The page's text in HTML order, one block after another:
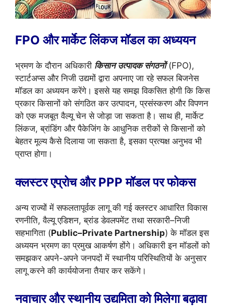
FPO और मार्केट लिंकज मॉडल का अध्ययन
भ्रमण के दौरान अधिकारी किसान उत्पादक संगठनों(FPO),
स्टार्टअप्स और निजी उद्यमों द्वारा अपनाए जा रहे सफल बिजनेस
मॉडल का अध्ययन करेंगे। इससे यह समझ विकसित होगी कि किस
प्रकार किसानों को संगठित कर उत्पादन, प्रसंस्करण और विपणन
को एक मजबूत वैल्यू चेन से जोड़ा जा सकता है। साथ ही, मार्केट
लिंकज, ब्रांडिंग और पैकेजिंग के आधुनिक तरीकों से किसानों को
बेहतर मूल्य कैसे दिलाया जा सकता है, इसका प्रत्यक्ष अनुभव भी
प्राप्त होगा।
क्लस्टर एप्रोच और PPP मॉडल पर फोकस
अन्य राज्यों में सफलतापूर्वक लागू की गई क्लस्टर आधारित विकास
रणनीति, वैल्यू एडिशन, ब्रांड डेवलपमेंट तथा सरकारी–निजी
सहभागिता (Public–Private Partnership) के मॉडल इस
अध्ययन भ्रमण का प्रमुख आकर्षण होंगे। अधिकारी इन मॉडलों को
समझकर अपने-अपने जनपदों में स्थानीय परिस्थितियों के अनुसार
लागू करने की कार्ययोजना तैयार कर सकेंगे।
नवाचार और स्थानीय उद्यमिता को मिलेगा बढ़ावा